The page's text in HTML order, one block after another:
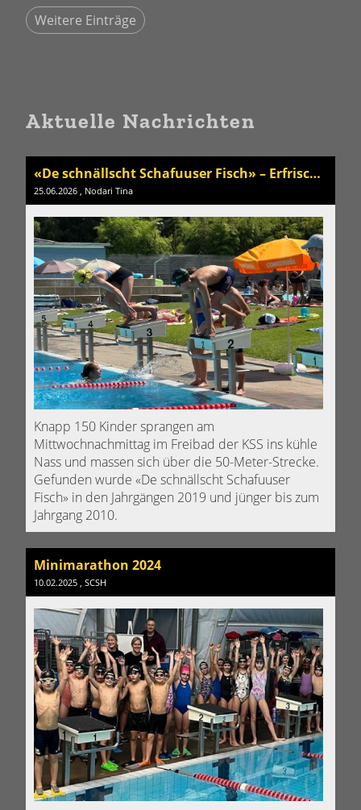
Weitere Einträge
Aktuelle Nachrichten
«De schnällscht Schafuuser Fisch» – Erfrischung an einem heissen Sommertag
25.06.2026 , Nodari Tina
Knapp 150 Kinder sprangen am
Mittwochnachmittag im Freibad der KSS ins kühle
Nass und massen sich über die 50-Meter-Strecke.
Gefunden wurde «De schnällscht Schafuuser
Fisch» in den Jahrgängen 2019 und jünger bis zum
Jahrgang 2010.
Minimarathon 2024
10.02.2025 , SCSH